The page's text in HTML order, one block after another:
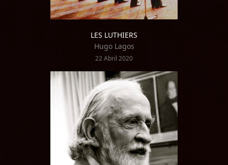
LES LUTHIERS
Hugo Lagos
22 Abril 2020